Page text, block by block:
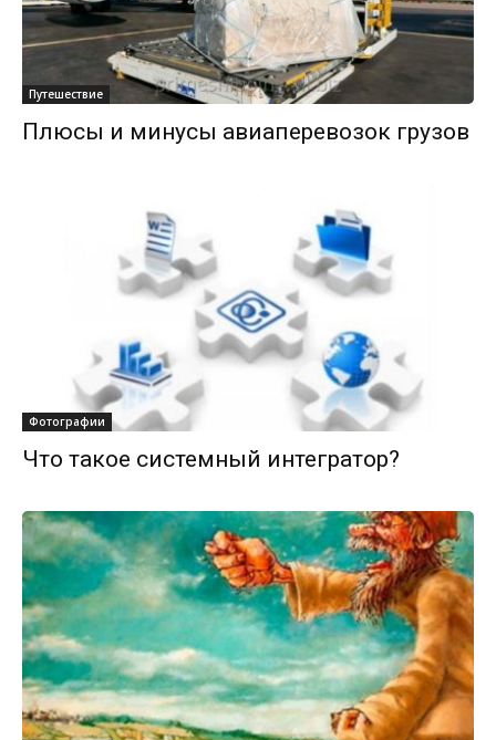
Путешествие
Плюсы и минусы авиаперевозок грузов
Фотографии
Что такое системный интегратор?